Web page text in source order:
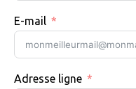
E-mail
Adresse ligne